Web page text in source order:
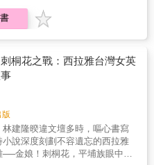
品。＊收錄一百八十五張攝影
十年，另收錄已絕版之《八尺門
族）委員會、憲法增修條款、原
等，以及各原住民族正名、身
業、經濟立法保障等，但原住民
極端弱勢與困境真的有獲得改
定重回八尺門，希望透過紀錄在
示的意義，看見都會原住民的
社會大眾正視、關注都會原住
間等議題，進而從原住民政
、社會、文化與教育等根本的
思索並尋求解決問題之有效途
大量攝影圖像以及當時作者紀錄
九六和二○一一年重返八尺門之
金娘， 是如何統領三萬大軍？
？如何救亡圖存？連橫在台灣通
林建隆根據這兩行字，再參照渺
說，發揮文學乩童似的想像，
清所謂的歷史與供詞，精心講述
百多年前，台灣天地會首領林
兵反清抗稅，曾經是台灣最大
族大頭目、大尪姨金娘帶領部落
。「金娘」從此成為史上首位領
人遺忘的女義士。天賦異稟的金
為人治病，又無師自通傳承先祖
刺桐花之戰：西拉雅台灣女英
林建隆暌違文壇多時，嘔心書寫
小說深度刻劃不容遺忘的西拉雅
──金娘！刺桐花，平埔族眼中守